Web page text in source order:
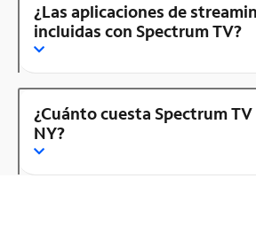
¿Las aplicaciones de
incluidas con Spectrum TV?
¿Cuánto cuesta Spectrum
NY?